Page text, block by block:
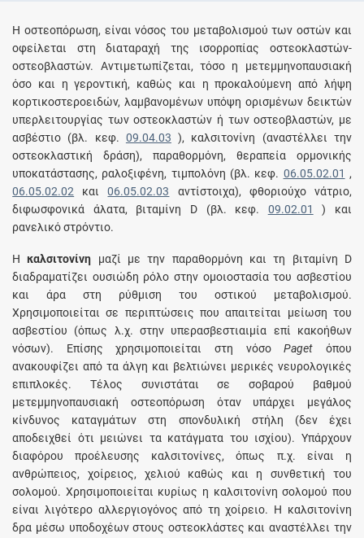
H οστεοπόρωση, είναι νόσος του μεταβολισμού των οστών και
οφείλεται στη διαταραχή της ισορροπίας οστεοκλαστών-
οστεοβλαστών. Aντιμετωπίζεται, τόσο η μετεμμηνοπαυσιακή
όσο και η γεροντική, καθώς και η προκαλούμενη από λήψη
κορτικοστεροειδών, λαμβανομένων υπόψη ορισμένων δεικτών
υπερλειτουργίας των οστεοκλαστών ή των οστεοβλαστών, με
ασβέστιο (βλ. κεφ. 09.04.03 ), καλσιτονίνη (αναστέλλει την
οστεοκλαστική δράση), παραθορμόνη, θεραπεία ορμονικής
υποκατάστασης, ραλοξιφένη, τιμπολόνη (βλ. κεφ. 06.05.02.01 ,
06.05.02.02 και06.05.02.03 αντίστοιχα), φθοριούχο νάτριο,
διφωσφονικά άλατα, βιταμίνη D (βλ. κεφ. 09.02.01
) και
ρανελικό στρόντιο.
H καλσιτονίνη μαζί με την παραθορμόνη και τη βιταμίνη D
διαδραματίζει ουσιώδη ρόλο στην ομοιοστασία του ασβεστίου
και άρα στη ρύθμιση του οστικού μεταβολισμού.
Xρησιμοποιείται σε περιπτώσεις που απαιτείται μείωση του
ασβεστίου (όπως λ.χ. στην υπερασβεστιαιμία επί κακοήθων
νόσων). Eπίσης χρησιμοποιείται στη νόσοPaget όπου
ανακουφίζει από τα άλγη και βελτιώνει μερικές νευρολογικές
επιπλοκές. Τέλος συνιστάται σε σοβαρού βαθμού
μετεμμηνοπαυσιακή οστεοπόρωση όταν υπάρχει μεγάλος
κίνδυνος καταγμάτων στη σπονδυλική στήλη (δεν έχει
αποδειχθεί ότι μειώνει τα κατάγματα του ισχίου). Yπάρχουν
διαφόρου προέλευσης καλσιτονίνες, όπως π.χ. είναι η
ανθρώπειος, χοίρειος, χελιού καθώς και η συνθετική του
σολομού. Xρησιμοποιείται κυρίως η καλσιτονίνη σολoμού που
είναι λιγότερο αλλεργιογόνος από τη χοίρειο. H καλσιτονίνη
δρα μέσω υποδοχέων στους οστεοκλάστες και αναστέλλει την